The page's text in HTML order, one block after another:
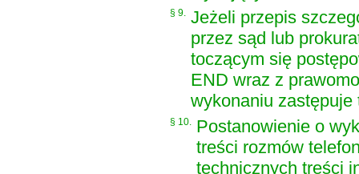
§ 9.
Jeżeli przepis
przez sąd lub
toczącym się
END wraz z
wykonaniu zastępuje
§ 10.
Postanowienie o
treści rozmów
technicznych treści